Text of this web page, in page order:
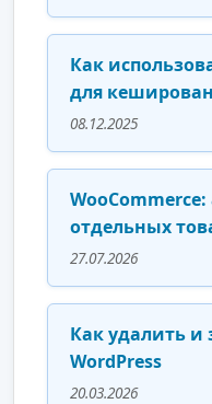
Как
для
08.12.2025
отдельных
27.07.2026
Как удалить и
WordPress
20.03.2026